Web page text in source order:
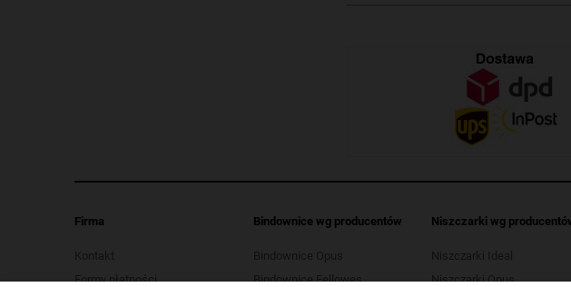
Firma
Kontakt
Formy płatności
Bindownice wg producentów
Bindownice Opus
Bindownice Fellowes
Niszczarki wg
Niszczarki Ideal
Niszczarki Opus